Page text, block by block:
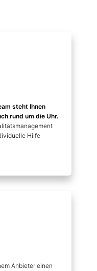
steht Ihnen
rund um die Uhr.
Hilfe
Anbieter einen